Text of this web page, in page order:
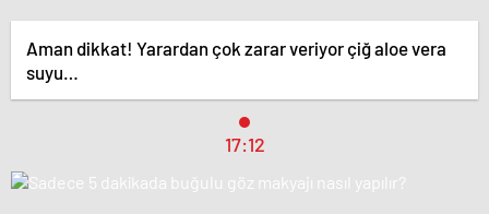
Aman dikkat! Yarardan çok zarar veriyor çiğ aloe vera
suyu…
17:12